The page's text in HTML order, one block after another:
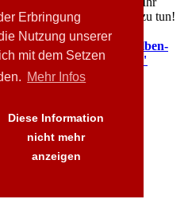
Erbringung
Nutzung unserer
mit dem Setzen
Mehr Infos
Diese Information
nicht mehr
anzeigen
oder schlechtem Reinigen zu tun!
Weiter zu "Hausstaubmilben-
Allergene vermeiden"